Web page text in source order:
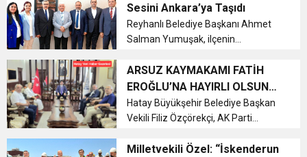
Sesini Ankara’ya Taşıdı
Reyhanlı Belediye Başkanı Ahmet
Salman Yumuşak, ilçenin
iletmek için Ankara’da önemli
temaslarda bulundu....
ARSUZ KAYMAKAMI FATİH
EROĞLU’NA HAYIRLI OLSUN
ZİYARETİ
Hatay Büyükşehir Belediye Başkan
Vekili Filiz Özçörekçi, AK Parti
Sabahattin Uygun ve iş insanı, aynı
Milletvekili Özel: “İskenderun